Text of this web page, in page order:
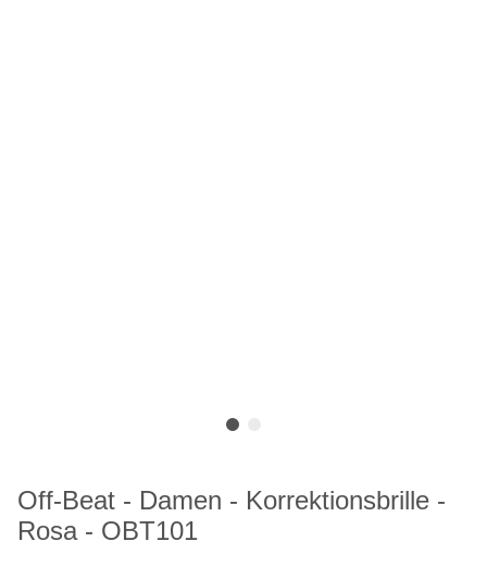
Off-Beat - Damen - Korrektionsbrille -
Rosa - OBT101